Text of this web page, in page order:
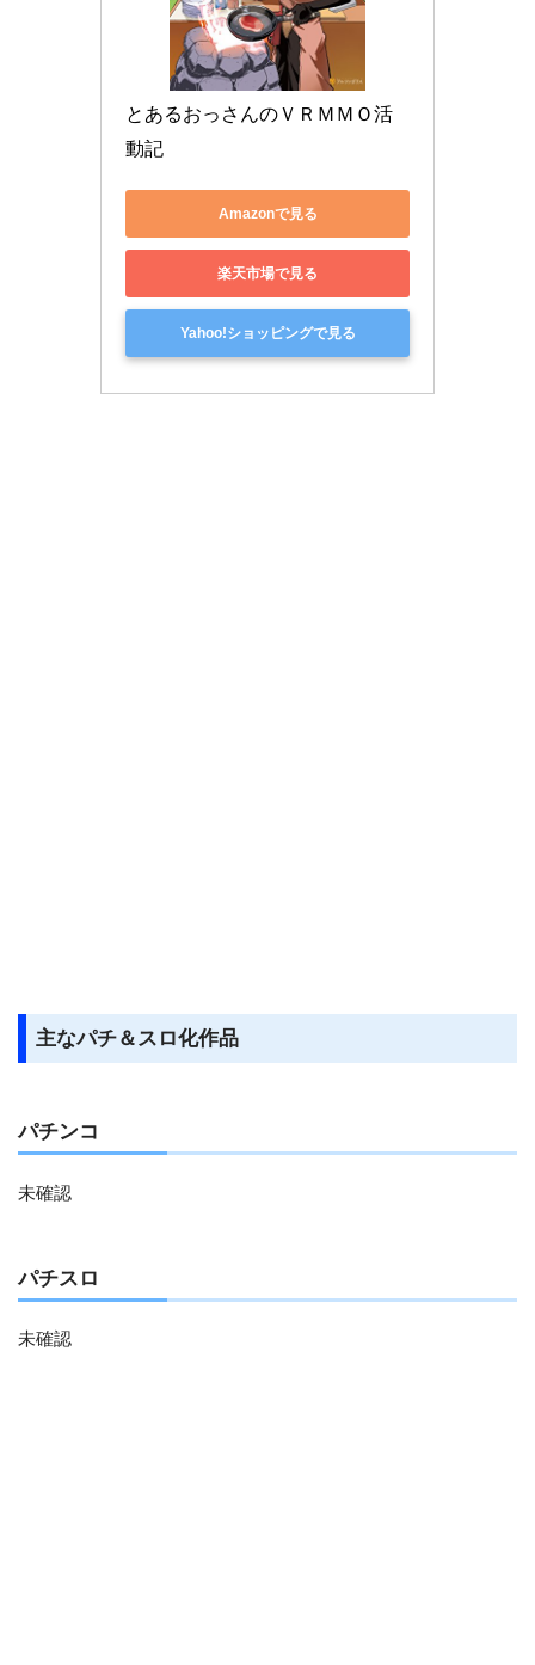
とあるおっさんのＶＲＭＭＯ活
動記
Amazonで見る
楽天市場で見る
Yahoo!ショッピングで見る
主なパチ＆スロ化作品
パチンコ
未確認
パチスロ
未確認